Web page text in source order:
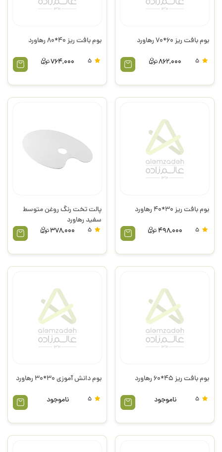
بوم بافت ریز 60*70 رهاورد
862,000
بوم بافت ریز 40*80 رهاورد
764,000
بوم بافت ریز 30*40 رهاورد
498,000
پالت تخت رنگ روغن متوسط
سفید رهاورد
378,000
بوم بافت ریز 45*60 رهاورد
ناموجود
بوم دانش آموزی 30*30 رهاورد
ناموجود